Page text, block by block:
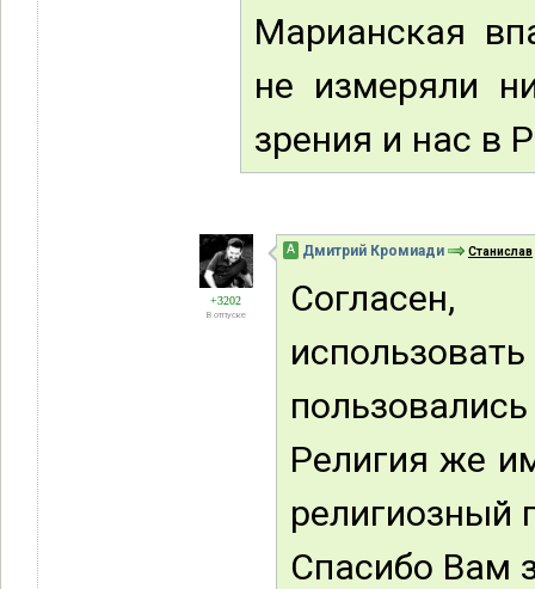
Марианская
не измеряли
зрения и нас в
+3202
В отпуске
А Дмитрий Кромиади Станислав
Религия же
религиозный
Спасибо Вам